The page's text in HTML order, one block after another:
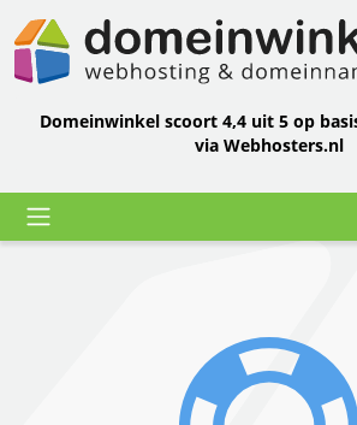
Domeinwinkel scoort 4,4 uit 5 op
via Webhosters.nl